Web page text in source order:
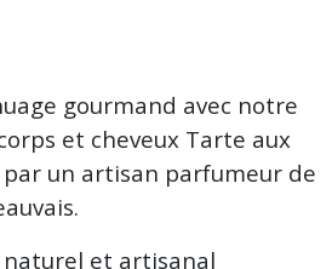
gourmand avec notre
et cheveux Tarte aux
par un artisan parfumeur de
et artisanal